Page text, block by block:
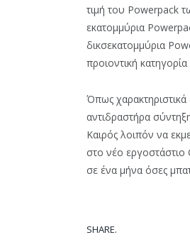
τιμή του Powerpack
εκατομμύρια
δικσεκατομμύρια
προιοντική
Όπως
αντιδραστήρα
Καιρός λοιπόν να
στο νέο
σε ένα μήνα όσες
SHARE.